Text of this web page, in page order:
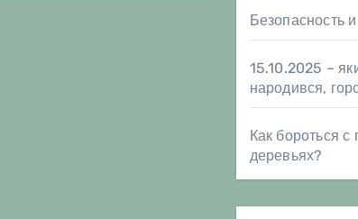
Безопасность
15.10.2025 –
народився,
Как бороться
деревьях?